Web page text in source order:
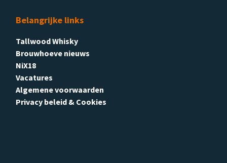
Belangrijke links
Tallwood Whisky
Brouwhoeve nieuws
NiX18
Vacatures
Algemene voorwaarden
Privacy beleid & Cookies